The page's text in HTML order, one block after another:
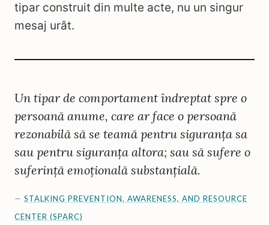
tipar construit din multe acte, nu un singur
mesaj urât.
Un tipar de comportament îndreptat spre o
persoană anume, care ar face o persoană
rezonabilă să se teamă pentru siguranța sa
sau pentru siguranța altora; sau să sufere o
suferință emoțională substanțială.
— STALKING PREVENTION, AWARENESS, AND RESOURCE
CENTER (SPARC)